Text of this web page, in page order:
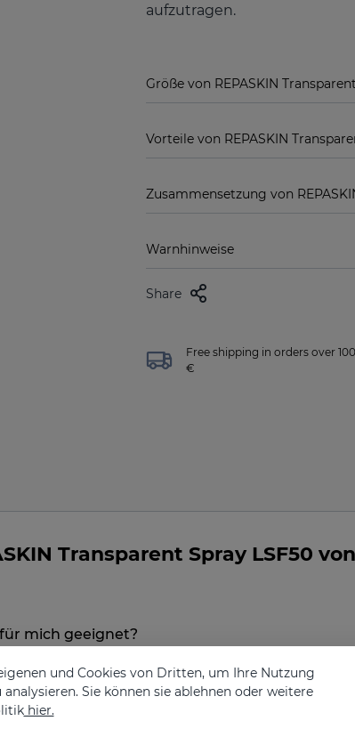
aufzutragen.
Größe von REPASKIN
Vorteile von REPASKIN
Zusammensetzung von
Warnhinweise
Share
Free shipping in orders over 100
€
Transparent Spray LSF50
mich geeignet?
und Cookies von Dritten, um Ihre Nutzung
Sie können sie ablehnen oder weitere
hier.